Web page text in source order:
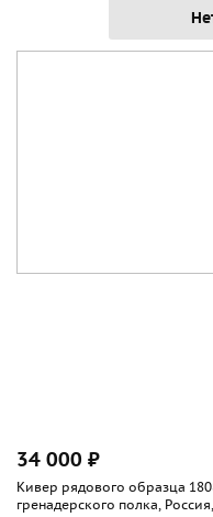
34 000 ₽
Кивер рядового образца
гренадерского полка,